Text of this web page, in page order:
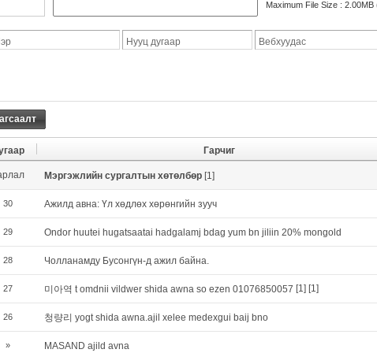
Maximum File Size :
Нууц дугаар Вебхуудас
Гарчиг
Мэргэжлийн сургалтын хөтөлбөр [1]
30 Ажилд авна: Үл хөдлөх хөрөнгийн зууч
29 Ondor huutei hugatsaatai hadgalamj bdag yum bn jiliin 20% mongold
28 Чолланамду Бусонгүн-д ажил байна.
27 미아역 t omdnii vildwer shida awna so ezen 01076850057 [1] [1]
26 청량리 yogt shida awna.ajil xelee medexgui baij bno
» MASAND ajild avna